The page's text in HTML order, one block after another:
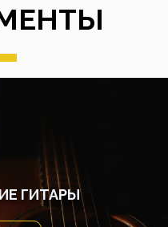
ГИТАРЫ